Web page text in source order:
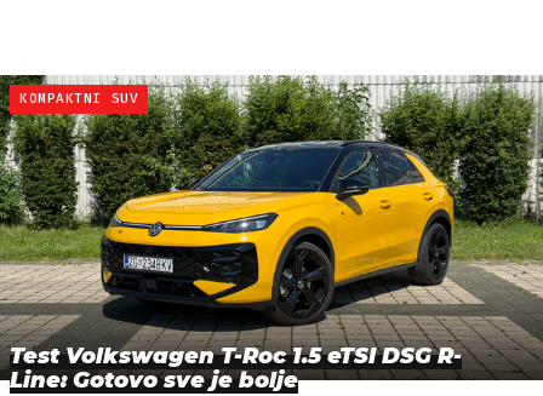
KOMPAKTNI SUV
Test Volkswagen T-Roc 1.5 eTSI DSG R-
Line: Gotovo sve je bolje